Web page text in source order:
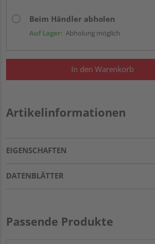
Beim Händler abholen
Auf Lager: Abholung möglich
In den Warenkorb
Artikelinformationen
EIGENSCHAFTEN
DATENBLÄTTER
Passende Produkte